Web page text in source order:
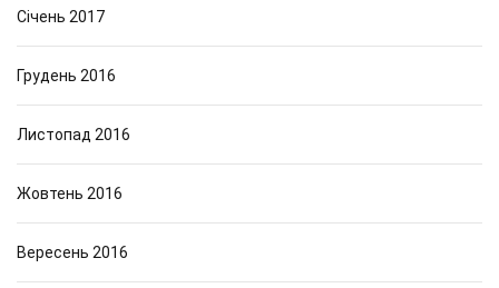
Січень 2017
Грудень 2016
Листопад 2016
Жовтень 2016
Вересень 2016